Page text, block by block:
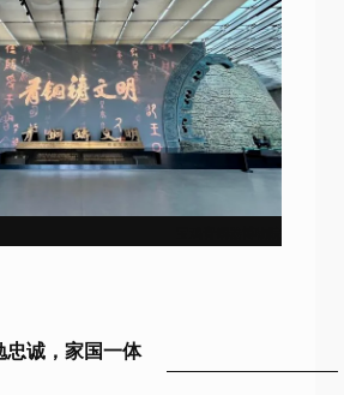
忠诚，家国一体